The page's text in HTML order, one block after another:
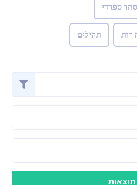
ספרדי
רות תהילים